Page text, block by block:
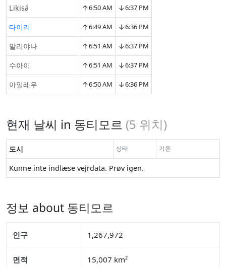
Likisá ↑6:50 AM ↓6:37 PM
다이리 ↑6:49 AM ↓6:36 PM
말리야나 ↑6:51 AM ↓6:37 PM
수아이 ↑6:51 AM ↓6:37 PM
아일레우 ↑6:50 AM ↓6:36 PM
현재 날씨 in 동티모르 (5 위치)
도시 상태 기온
Kunne inte indlæse vejrdata. Prøv igen.
정보 about 동티모르
인구 1,267,972
면적 15,007 km²